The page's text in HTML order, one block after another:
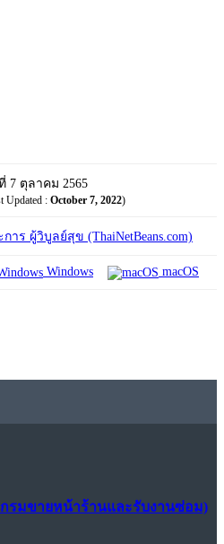
7 ตุลาคม 2565
Updated : October 7, 2022)
การ ผู้วิบูลย์สุข (ThaiNetBeans.com)
Windows macOS
กรมขายหน้าร้านและรับงานซ่อม)